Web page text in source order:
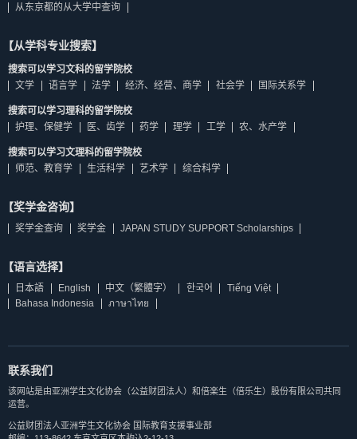
从东京都的从大学中查询
【从学科专业搜索】
搜索可以学习文科的留学院校
文学
语言学 法学 经济、经营、商学 社会学 国际关系学
搜索可以学习理科的留学院校
护理、保健学
医、齿学 药学 理学 工学 农、水产学
搜索可以学习文理科的留学院校
师范、教育学
生活科学 艺术学 综合科学
【奖学金咨询】
奖学金查询 奖学金 JAPAN STUDY SUPPORT Scholarships
【语言选择】
日本語 English 中文（繁體字） 한국어
Tiếng Việt
Bahasa Indonesia
ภาษาไทย
联系我们
该网站是由亚洲学生文化协会（公益财团法人）和倍楽生（倍乐生）股份有限公司共同
运营。
公益财团法人亚洲学生文化协会 国际教育支援事业部